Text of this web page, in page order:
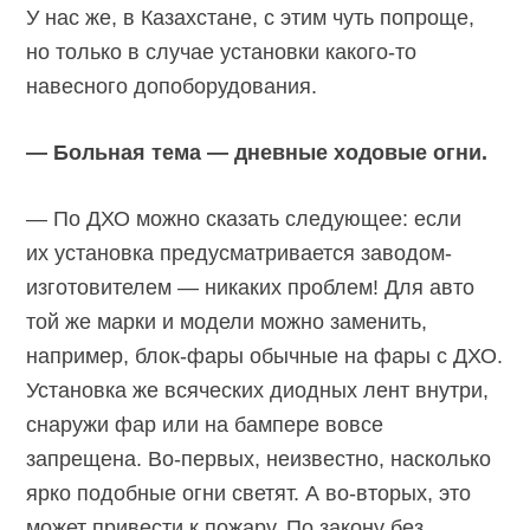
У нас же, в Казахстане, с этим чуть попроще,
но только в случае установки какого-то
навесного допоборудования.
— Больная тема — дневные ходовые огни.
— По ДХО можно сказать следующее: если
их установка предусматривается заводом-
изготовителем — никаких проблем! Для авто
той же марки и модели можно заменить,
например, блок-фары обычные на фары с ДХО.
Установка же всяческих диодных лент внутри,
снаружи фар или на бампере вовсе
запрещена. Во-первых, неизвестно, насколько
ярко подобные огни светят. А во-вторых, это